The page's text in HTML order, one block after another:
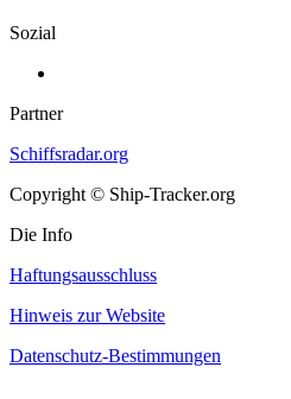
Sozial
Partner
Schiffsradar.org
Copyright © Ship-Tracker.org
Die Info
Haftungsausschluss
Hinweis zur Website
Datenschutz-Bestimmungen